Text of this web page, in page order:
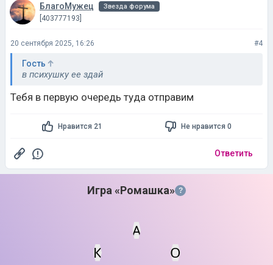
БлагоМужец Звезда форума
[403777193]
20 сентября 2025, 16:26 #4
Гость
в психушку ее здай
Тебя в первую очередь туда отправим
Нравится 21 Не нравится 0
Ответить
Игра «Ромашка» ?
Мин. кол-во очков
А
К
О